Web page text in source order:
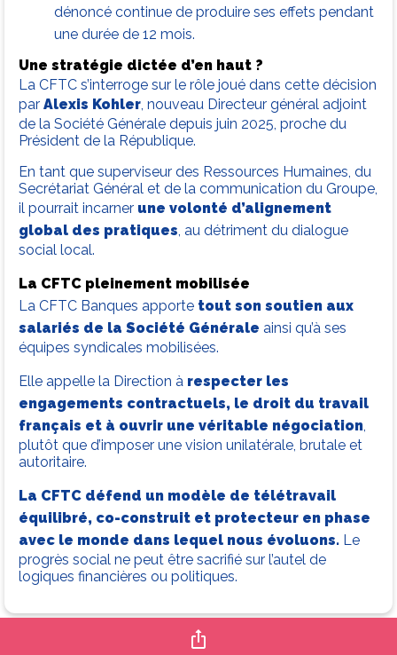
dénoncé continue de produire ses effets pendant
une durée de 12 mois.
Une stratégie dictée d’en haut ?
La CFTC s’interroge sur le rôle joué dans cette décision
par Alexis Kohler, nouveau Directeur général adjoint
de la Société Générale depuis juin 2025, proche du
Président de la République.
En tant que superviseur des Ressources Humaines, du
Secrétariat Général et de la communication du Groupe,
il pourrait incarner une volonté d’alignement
global des pratiques, au détriment du dialogue
social local.
La CFTC pleinement mobilisée
La CFTC Banques apporte tout son soutien aux
salariés de la Société Générale ainsi qu’à ses
équipes syndicales mobilisées.
Elle appelle la Direction à respecter les
engagements contractuels, le droit du travail
français et à ouvrir une véritable négociation,
plutôt que d’imposer une vision unilatérale, brutale et
autoritaire.
La CFTC défend un modèle de télétravail
équilibré, co-construit et protecteur en phase
avec le monde dans lequel nous évoluons. Le
progrès social ne peut être sacrifié sur l’autel de
logiques financières ou politiques.